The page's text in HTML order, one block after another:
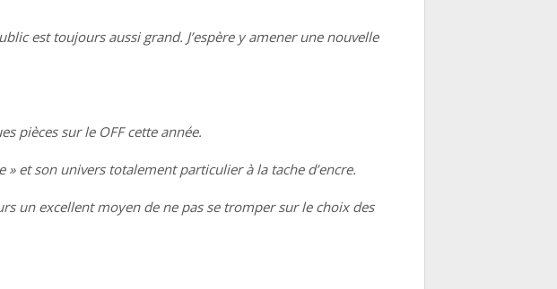
est toujours aussi grand. J’espère y amener une nouvelle
pièces sur le OFF cette année.
» et son univers totalement particulier à la tache d’encre.
un excellent moyen de ne pas se tromper sur le choix des